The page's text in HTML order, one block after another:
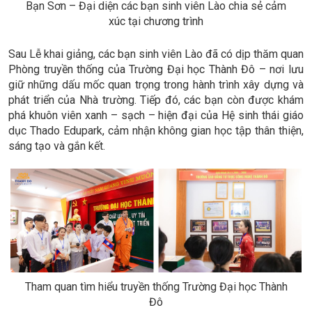
Bạn Sơn – Đại diện các bạn sinh viên Lào chia sẻ cảm
xúc tại chương trình
Sau Lễ khai giảng, các bạn sinh viên Lào đã có dịp thăm quan
Phòng truyền thống của Trường Đại học Thành Đô – nơi lưu
giữ những dấu mốc quan trọng trong hành trình xây dựng và
phát triển của Nhà trường. Tiếp đó, các bạn còn được khám
phá khuôn viên xanh – sạch – hiện đại của Hệ sinh thái giáo
dục Thado Edupark, cảm nhận không gian học tập thân thiện,
sáng tạo và gắn kết.
Tham quan tìm hiểu truyền thống Trường Đại học Thành
Đô